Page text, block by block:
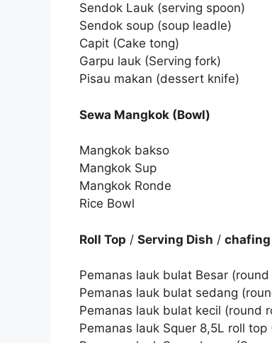
Sendok Lauk (serving spoon)
Sendok soup (soup leadle)
Capit (Cake tong)
Garpu lauk (Serving fork)
Pisau makan (dessert knife)
Sewa Mangkok (Bowl)
Mangkok bakso
Mangkok Sup
Mangkok Ronde
Rice Bowl
Roll Top / Serving Dish /
Pemanas lauk bulat Besar
Pemanas lauk bulat sedang
Pemanas lauk bulat kecil (round
Pemanas lauk Squer 8,5L roll